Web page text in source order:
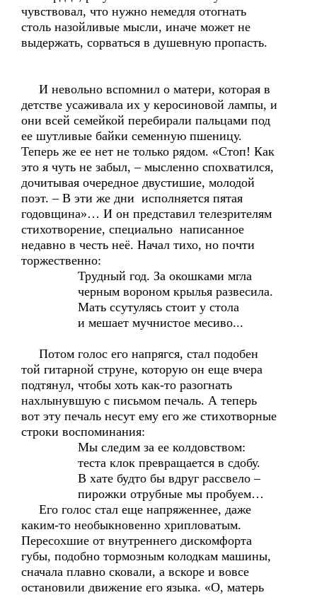
чувствовал, что нужно немедля отогнать
столь назойливые мысли, иначе может не
выдержать, сорваться в душевную пропасть.
И невольно вспомнил о матери, которая в
детстве усаживала их у керосиновой лампы, и
они всей семейкой перебирали пальцами под
ее шутливые байки семенную пшеницу.
Теперь же ее нет не только рядом. «Стоп! Как
это я чуть не забыл, – мысленно спохватился,
дочитывая очередное двустишие, молодой
поэт. – В эти же дни исполняется пятая
годовщина»… И он представил телезрителям
стихотворение, специально написанное
недавно в честь неё. Начал тихо, но почти
торжественно:
Трудный год. За окошками мгла
черным вороном крылья развесила.
Мать ссутулясь стоит у стола
и мешает мучнистое месиво...
Потом голос его напрягся, стал подобен
той гитарной струне, которую он еще вчера
подтянул, чтобы хоть как-то разогнать
нахлынувшую с письмом печаль. А теперь
вот эту печаль несут ему его же стихотворные
строки воспоминания:
Мы следим за ее колдовством:
теста клок превращается в сдобу.
В хате будто бы вдруг рассвело –
пирожки отрубные мы пробуем…
Его голос стал еще напряженнее, даже
каким-то необыкновенно хрипловатым.
Пересохшие от внутреннего дискомфорта
губы, подобно тормозным колодкам машины,
сначала плавно сковали, а вскоре и вовсе
остановили движение его языка. «О, матерь